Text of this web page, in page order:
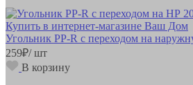
Угольник РР-R с переходом на
259₽/ шт
В корзину